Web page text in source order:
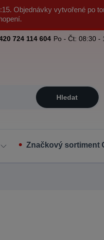
Objednávky vytvořené po
Hledat
724 114 604 Po - Čt: 08:30 -
Značkový sortiment